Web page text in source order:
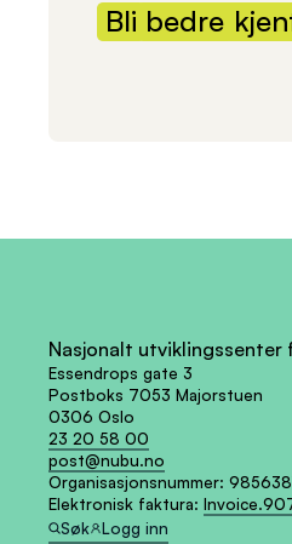
Bli bedre
Nasjonalt utviklingssenter
Essendrops gate 3
Postboks 7053 Majorstuen
0306 Oslo
23 20 58 00
post@nubu.no
Organisasjonsnummer:
Elektronisk faktura:
Søk
Logg inn